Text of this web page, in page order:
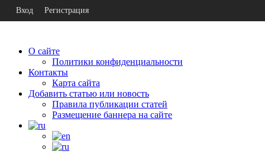
О сайте
Политики конфиденциальности
Контакты
Карта сайта
Добавить статью или новость
Правила публикации статей
Размещение баннера на сайте
Вход Регистрация